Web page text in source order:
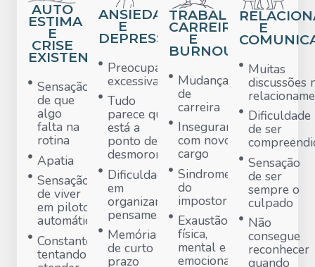
AUTO
ESTIMA
E
CRISE
EXISTENCIAL
Sensação
de que
algo
falta na
rotina
Apatia
Sensação
de viver
em piloto
automático
Constantemente
tentando
ANSIEDADE
E
DEPRESSÃO
Preocupação
excessiva
Tudo
parece que
está a
ponto de
desmoronar
Dificuldade
em
organizar o
pensamento
Memória
de curto
prazo
TRABALHO,
CARREIRA
E
BURNOUT
Mudança
de
carreira
Insegurança
com novo
cargo
Sindrome
do
impostor
Exaustão
física,
mental e
emocional
E
Muitas
discussões
Dificuldade
de ser
Sensação
de ser
sempre o
culpado
Não
consegue
reconhecer
quando